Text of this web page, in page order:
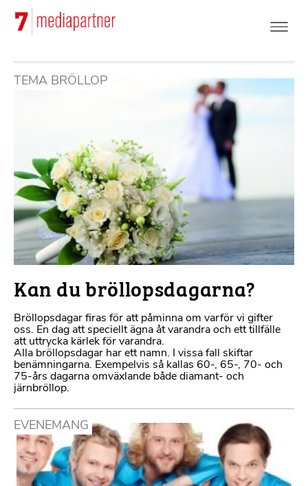
Hoppa
huvudinnehåll
TEMA BRÖLLOP
Kan du bröllopsdagarna?
Bröllopsdagar firas för att påminna om varför vi gifter
oss. En dag att speciellt ägna åt varandra och ett tillfälle
att uttrycka kärlek för varandra.
Alla bröllopsdagar har ett namn. I vissa fall skiftar
benämningarna. Exempelvis så kallas 60-, 65-, 70- och
75-års dagarna omväxlande både diamant- och
järnbröllop.
EVENEMANG